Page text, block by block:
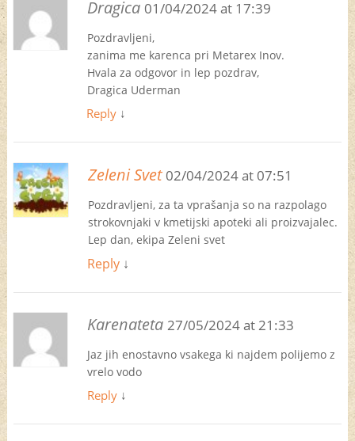
Dragica 01/04/2024 at 17:39
Pozdravljeni,
zanima me karenca pri Metarex Inov.
Hvala za odgovor in lep pozdrav,
Dragica Uderman
Reply ↓
Zeleni Svet 02/04/2024 at 07:51
Pozdravljeni, za ta vprašanja so na razpolago
strokovnjaki v kmetijski apoteki ali proizvajalec.
Lep dan, ekipa Zeleni svet
Reply ↓
Karenateta27/05/2024 at 21:33
Jaz jih enostavno vsakega ki najdem polijemo z
vrelo vodo
Reply ↓